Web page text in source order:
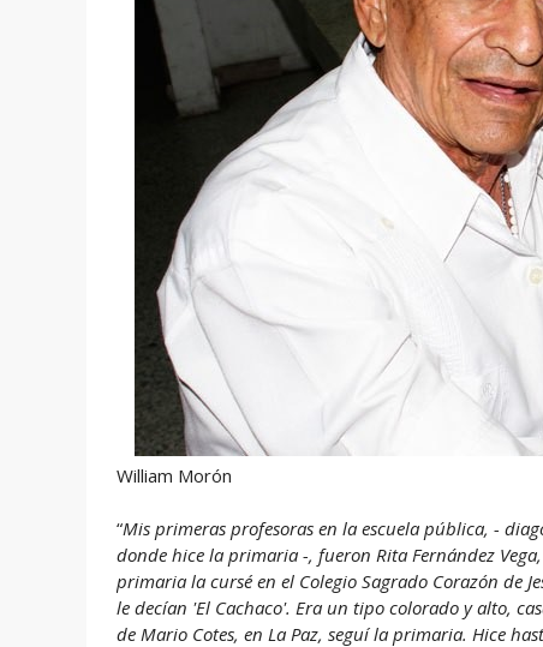
William Morón
“Mis primeras profesoras en la escuela pública, -
donde hice la primaria -, fueron Rita Fernández
primaria la cursé en el Colegio Sagrado Corazón de
le decían 'El Cachaco'. Era un tipo colorado y alto,
de Mario Cotes, en La Paz, seguí la primaria. Hice